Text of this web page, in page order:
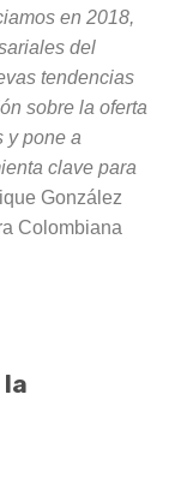
en 2018,
del
tendencias
sobre la oferta
y pone a
clave para
González
Colombiana
la